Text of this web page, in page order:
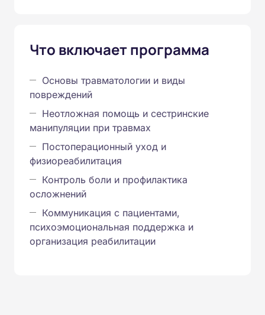
Что включает программа
Основы травматологии и виды
повреждений
Неотложная помощь и сестринские
манипуляции при травмах
Постоперационный уход и
физиореабилитация
Контроль боли и профилактика
осложнений
Коммуникация с пациентами,
психоэмоциональная поддержка и
организация реабилитации